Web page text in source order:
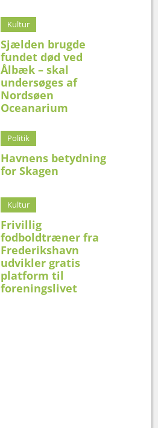
Kultur
Sjælden brugde
fundet død ved
Ålbæk – skal
undersøges af
Nordsøen
Oceanarium
Politik
Havnens betydning
for Skagen
Kultur
Frivillig
fodboldtræner fra
Frederikshavn
udvikler gratis
platform til
foreningslivet